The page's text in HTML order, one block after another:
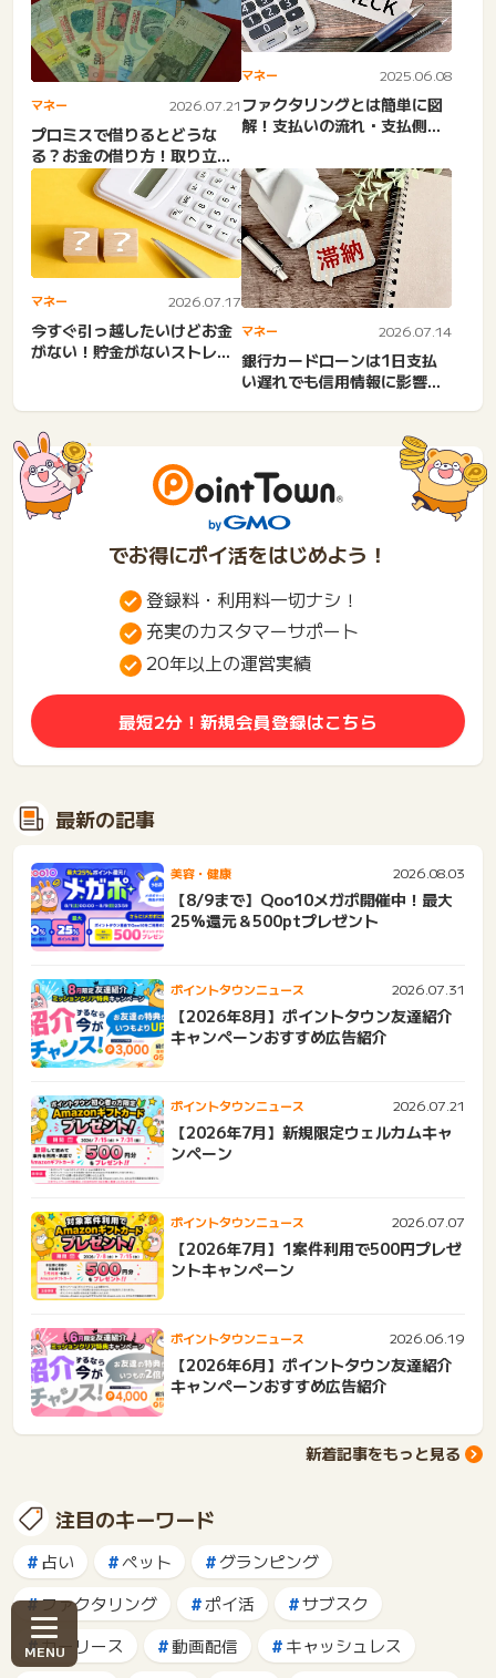
マネー 2026.07.21
プロミスで借りるとどうな
る？お金の借り方！取り立て
で後悔？金利・手数料は？お
マネー 2025.06.08
ファクタリングとは簡単に図
解！支払いの流れ・支払側の
料...
マネー 2026.07.17
今すぐ引っ越したいけどお金
がない！貯金がないストレ
マネー 2026.07.14
銀行カードローンは1日支払
い遅れでも信用情報に影響？
でお得にポイ活をはじめよう！
登録料・利用料一切ナシ！
充実のカスタマーサポート
20年以上の運営実績
最短2分！新規会員登録はこちら
最新の記事
美容・健康 2026.08.03
【8/9まで】Qoo10メガポ開催中！最大
25%還元＆500ptプレゼント
ポイントタウンニュース 2026.07.31
【2026年8月】ポイントタウン友達紹介
キャンペーンおすすめ広告紹介
ポイントタウンニュース 2026.07.21
【2026年7月】新規限定ウェルカムキャ
ンペーン
ポイントタウンニュース 2026.07.07
【2026年7月】1案件利用で500円プレゼ
ントキャンペーン
ポイントタウンニュース 2026.06.19
【2026年6月】ポイントタウン友達紹介
キャンペーンおすすめ広告紹介
新着記事をもっと見る
注目のキーワード
占い ペット
グランピング
ファクタリング
ポイ活
サブスク
カーリース
動画配信
キャッシュレス